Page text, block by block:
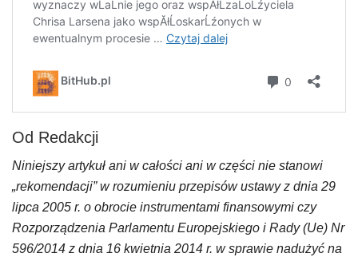
Od Redakcji
Niniejszy artykuł ani w całości ani w części nie stanowi
„rekomendacji” w rozumieniu przepisów ustawy z dnia 29
lipca 2005 r. o obrocie instrumentami finansowymi czy
Rozporządzenia Parlamentu Europejskiego i Rady (Ue) Nr
596/2014 z dnia 16 kwietnia 2014 r. w sprawie nadużyć na